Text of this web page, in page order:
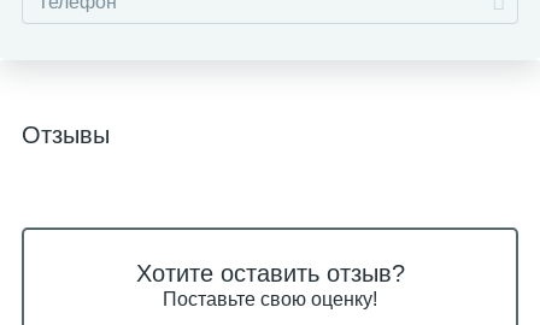
Отзывы
Хотите оставить отзыв?
Поставьте свою оценку!